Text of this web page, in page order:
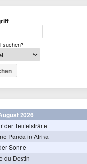
suchen?
2026
der Teufelsträne
Panda in Afrika
Sonne
du Destin